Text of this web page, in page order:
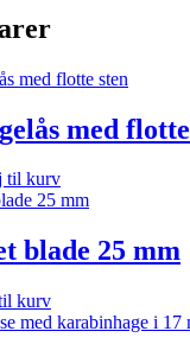
med
til kurv
blade 25 mm
kurv